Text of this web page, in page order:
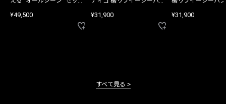
¥49,500 ¥31,900 ¥31,900
すべて見る